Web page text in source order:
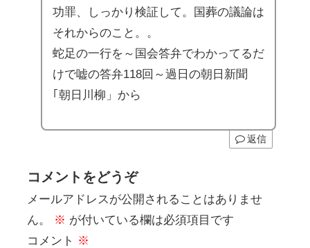
功罪、しっかり検証して。国葬の議論は
それからのこと。。
蛇足の一行を～国会答弁でわかってるだ
けで嘘の答弁118回～過日の朝日新聞
｢朝日川柳」から
返信
コメントをどうぞ
メールアドレスが公開されることはありませ
ん。
※ が付いている欄は必須項目です
コメント ※